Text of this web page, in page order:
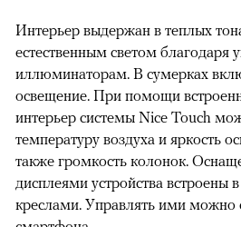
Интерьер выдержан в теплых
естественным светом благодаря
иллюминаторам. В сумерках
освещение. При помощи
интерьер системы Nice Touch
температуру воздуха и яркость
также громкость колонок.
дисплеями устройства встроены
креслами. Управлять ими можно